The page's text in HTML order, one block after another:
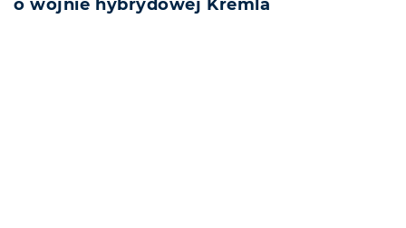
o wojnie hybrydowej Kremla